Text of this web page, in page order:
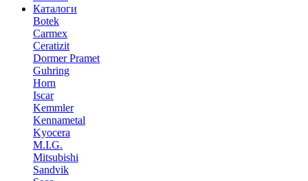
Каталоги
Botek
Carmex
Ceratizit
Dormer Pramet
Guhring
Horn
Iscar
Kemmler
Kennametal
Kyocera
M.I.G.
Mitsubishi
Sandvik